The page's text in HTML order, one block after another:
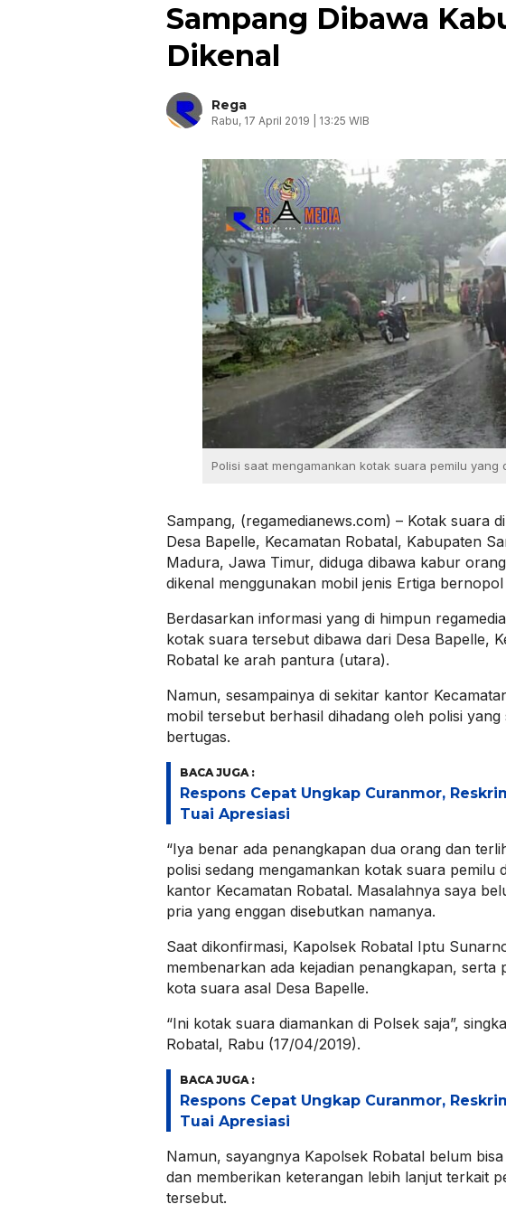
Sampang Dibawa
Dikenal
Rega
Rabu, 17 April 2019 | 13:25 WIB
Polisi saat mengamankan kotak suara pemilu
Sampang, (regamedianews.com) – Kotak suara
Desa Bapelle, Kecamatan Robatal, Kabupaten
Madura, Jawa Timur, diduga dibawa kabur
dikenal menggunakan mobil jenis Ertiga
Berdasarkan informasi yang di himpun
kotak suara tersebut dibawa dari Desa Bapelle,
Robatal ke arah pantura (utara).
Namun, sesampainya di sekitar kantor
mobil tersebut berhasil dihadang oleh polisi yang
bertugas.
BACA JUGA :
Respons Cepat Ungkap Curanmor,
Tuai Apresiasi
“Iya benar ada penangkapan dua orang dan
polisi sedang mengamankan kotak suara pemilu
kantor Kecamatan Robatal. Masalahnya saya
pria yang enggan disebutkan namanya.
Saat dikonfirmasi, Kapolsek Robatal Iptu
membenarkan ada kejadian penangkapan, serta
kota suara asal Desa Bapelle.
“Ini kotak suara diamankan di Polsek saja”,
Robatal, Rabu (17/04/2019).
BACA JUGA :
Respons Cepat Ungkap Curanmor,
Tuai Apresiasi
Namun, sayangnya Kapolsek Robatal belum
dan memberikan keterangan lebih lanjut terkait
tersebut.